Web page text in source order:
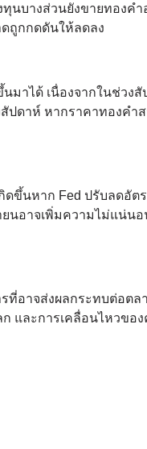
บางส่วนยังขายทองคำ
ถูกกดดันให้ลดลง
าได้ เนื่องจากในช่วงสั
ปดาห์ หากราคาทองคำ
ขึ้นหาก Fed ปรับลดอัตร
นอาจเพิ่มความไม่แน่น
อาจส่งผลกระทบต่อตล
และการเคลื่อนไหวขอ